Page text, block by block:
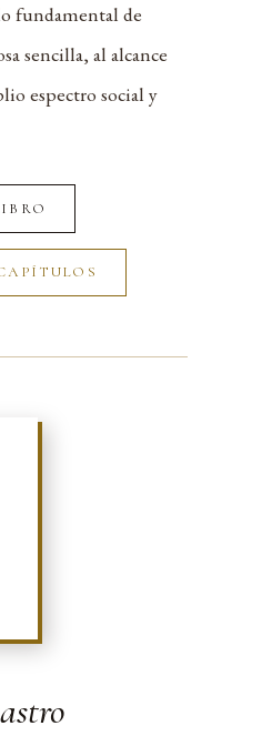
fundamental de
sencilla, al alcance
espectro social y